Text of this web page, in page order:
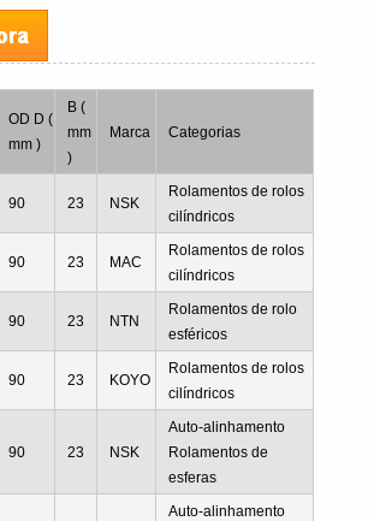
OD D (
mm )
B (
mm
)
Marca Categorias
90 23 NSK
Rolamentos de rolos
cilíndricos
90 23 MAC
Rolamentos de rolos
cilíndricos
90 23 NTN
Rolamentos de rolo
esféricos
90 23 KOYO
Rolamentos de rolos
cilíndricos
90 23 NSK
Auto-alinhamento
Rolamentos de
esferas
Auto-alinhamento